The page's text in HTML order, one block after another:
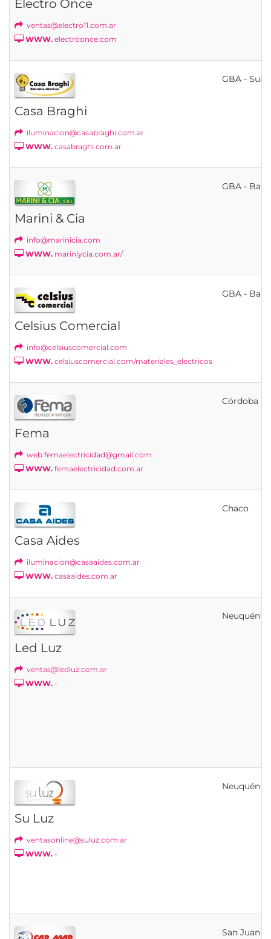
Electro Once
ventas@electro11.com.ar
WWW. electroonce.com
Casa Braghi
iluminacion@casabraghi.com.ar
WWW. casabraghi.com.ar
GBA -
Marini & Cia
info@marinicia.com
WWW. mariniycia.com.ar/
GBA -
Celsius Comercial
info@celsiuscomercial.com
WWW. celsiuscomercial.com/materiales_electricos
GBA -
Fema
web.femaelectricidad@gmail.com
WWW. femaelectricidad.com.ar
Córdoba
Casa Aides
iluminacion@casaaides.com.ar
WWW. casaaides.com.ar
Chaco
Led Luz
ventas@ledluz.com.ar
WWW. -
Neuquén
Su Luz
ventasonline@suluz.com.ar
WWW. -
Neuquén
San Juan